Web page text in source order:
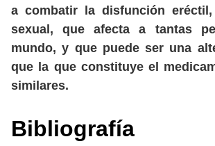
a combatir la disfunción
sexual, que afecta a tantas
mundo, y que puede ser una
que la que constituye el
similares.
Bibliografía